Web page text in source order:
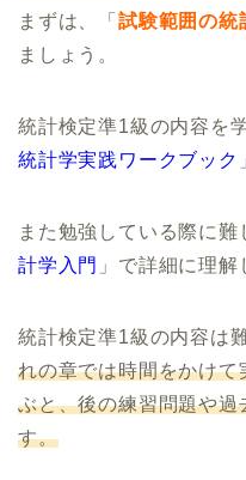
まずは、「 試験範囲の統
ましょう。
統計検定準1級の内容を
統計学実践ワークブック
また勉強している際に
計学入門 」で詳細に理解
統計検定準1級の内容は
れの章では時間をかけ
ぶと、後の練習問題や
す。